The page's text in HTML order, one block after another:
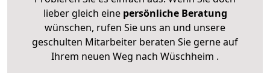
lieber gleich eine persönliche Beratung
wünschen, rufen Sie uns an und unsere
geschulten Mitarbeiter beraten Sie gerne auf
Ihrem neuen Weg nach Wüschheim .